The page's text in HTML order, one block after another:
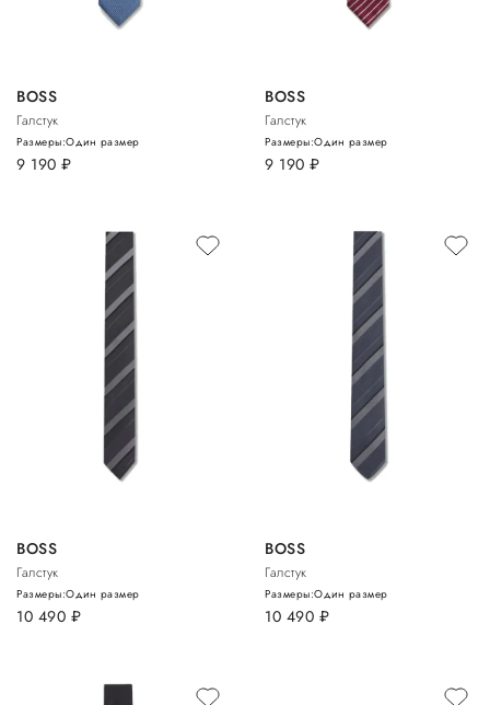
BOSS
Галстук
9 190 руб.
Размеры:Один размер
BOSS
Галстук
9 190 руб.
Размеры:Один размер
BOSS
Галстук
10 490 руб.
Размеры:Один размер
BOSS
Галстук
10 490 руб.
Размеры:Один размер